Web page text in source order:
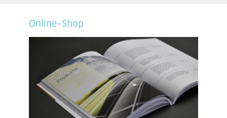
Online-Shop